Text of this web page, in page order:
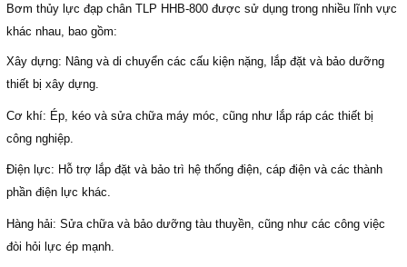
Bơm thủy lực đạp chân TLP HHB-800 được sử dụng trong nhiều lĩnh vực
khác nhau, bao gồm:
Xây dựng: Nâng và di chuyển các cấu kiện nặng, lắp đặt và bảo dưỡng
thiết bị xây dựng.
Cơ khí: Ép, kéo và sửa chữa máy móc, cũng như lắp ráp các thiết bị
công nghiệp.
Điện lực: Hỗ trợ lắp đặt và bảo trì hệ thống điện, cáp điện và các thành
phần điện lực khác.
Hàng hải: Sửa chữa và bảo dưỡng tàu thuyền, cũng như các công việc
đòi hỏi lực ép mạnh.